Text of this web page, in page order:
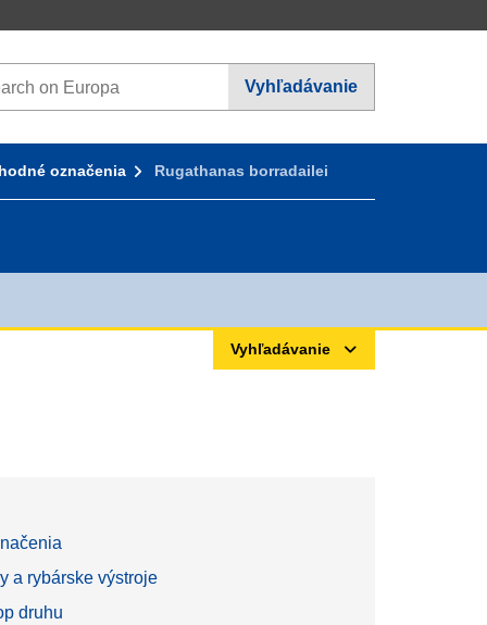
Vyhľadávanie
označenia Rugathanas borradailei
Vyhľadávanie
a rybárske výstroje
druhu